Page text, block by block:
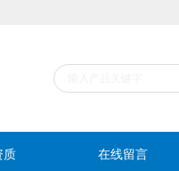
质 在线留言